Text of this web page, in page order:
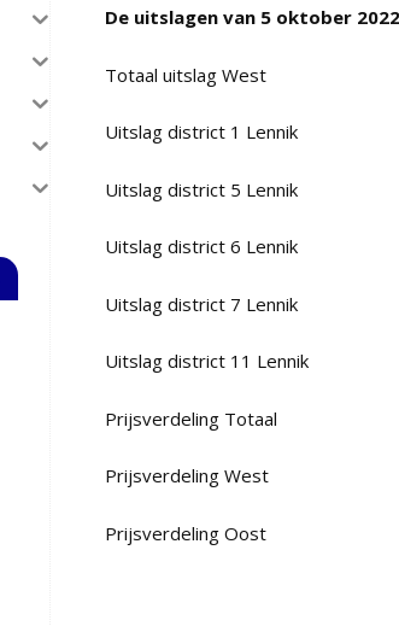
De uitslagen van 5 oktober
Totaal uitslag West
Uitslag district 1 Lennik
Uitslag district 5 Lennik
Uitslag district 6 Lennik
Uitslag district 7 Lennik
Uitslag district 11 Lennik
Prijsverdeling Totaal
Prijsverdeling West
Prijsverdeling Oost